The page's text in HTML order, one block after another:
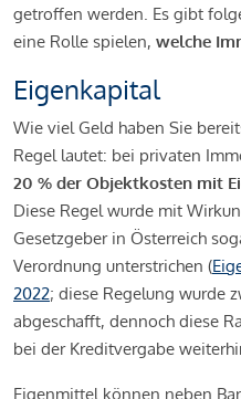
getroffen werden. Es gibt
eine Rolle spielen, welche
Eigenkapital
Wie viel Geld haben Sie
Regel lautet: bei privaten
20 % der Objektkosten mit
Diese Regel wurde mit
Gesetzgeber in Österreich
Verordnung unterstrichen (
2022; diese Regelung wurde
abgeschafft, dennoch diese
bei der Kreditvergabe
Eigenmittel können neben